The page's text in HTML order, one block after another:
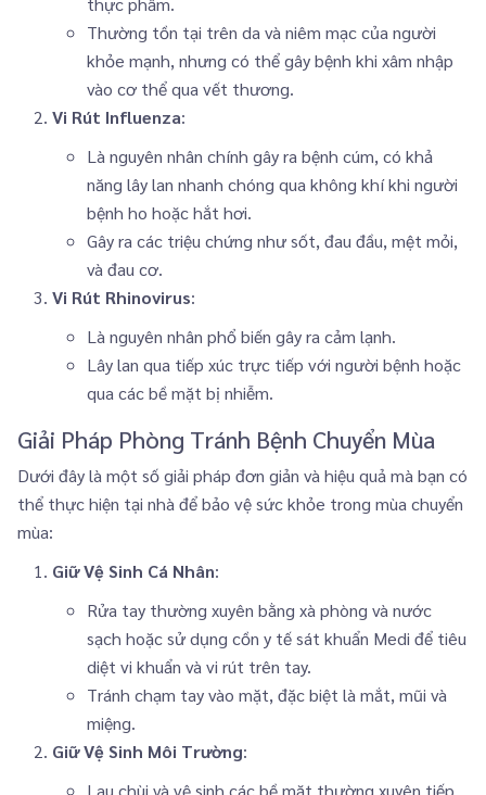
Thường tồn tại trên da và niêm mạc của người
khỏe mạnh, nhưng có thể gây bệnh khi xâm nhập
vào cơ thể qua vết thương.
Vi Rút Influenza:
Là nguyên nhân chính gây ra bệnh cúm, có khả
năng lây lan nhanh chóng qua không khí khi người
bệnh ho hoặc hắt hơi.
Gây ra các triệu chứng như sốt, đau đầu, mệt mỏi,
và đau cơ.
Vi Rút Rhinovirus:
Là nguyên nhân phổ biến gây ra cảm lạnh.
Lây lan qua tiếp xúc trực tiếp với người bệnh hoặc
qua các bề mặt bị nhiễm.
Giải Pháp Phòng Tránh Bệnh Chuyển Mùa
Dưới đây là một số giải pháp đơn giản và hiệu quả mà bạn có
thể thực hiện tại nhà để bảo vệ sức khỏe trong mùa chuyển
mùa:
Giữ Vệ Sinh Cá Nhân:
Rửa tay thường xuyên bằng xà phòng và nước
sạch hoặc sử dụng cồn y tế sát khuẩn Medi để tiêu
diệt vi khuẩn và vi rút trên tay.
Tránh chạm tay vào mặt, đặc biệt là mắt, mũi và
miệng.
Giữ Vệ Sinh Môi Trường:
Lau chùi và vệ sinh các bề mặt thường xuyên tiếp